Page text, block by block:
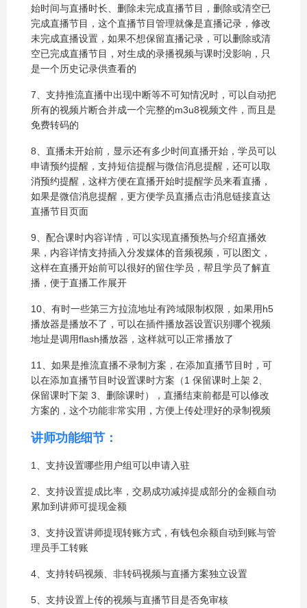
始时间与直播时长、删除未完成直播节目，删除或清空已
完成直播节目，这个直播节目管理就像是直播记录，修改
未完成直播设置，如果不想保留直播记录，可以删除或清
空已完成直播节目，对生成的录播视频与课时没影响，只
是一个历史记录供查看的
7、支持推流直播中出现中断等不可知情况时，可以自动把
所有的视频片断合并成一个完整的m3u8视频文件，而且是
免费转码的
8、直播未开始前，显示还有多少时间直播开始，学员可以
申请预约提醒，支持短信提醒与微信消息提醒，还可以取
消预约提醒，这样方便在直播开始时提醒学员来看直播，
如果是微信消息提醒，更方便学员直播点击消息链接直达
直播节目页面
9、配合课时内容详情，可以实现直播预热与介绍直播效
果，内容详情支持插入分发媒体的音频视频，可以图文，
这样在直播开始前可以很好的留住学员，帮且学员了解直
播，便于直播工作展开
10、有时一些第三方拉流地址有跨域限制权限，如果用h5
播放器是播放不了，可以在插件播放器设置识别哪个视频
地址是调用flash播放器，这样就可以正常播放了
11、如果是推流直播不录制方案，在添加直播节目时，可
以在添加直播节目时设置课时方案（1 保留课时上架 2、
保留课时下架 3、删除课时），直播结束前都是可以修改
方案的，这个功能非常实用，方便上传处理好的录制视频
讲师功能细节：
1、支持设置哪些用户组可以申请入驻
2、支持设置提成比率，交易成功减掉提成部分的金额自动
累加到讲师可提现金额
3、支持设置讲师提现转账方式，有钱包余额自动到账与管
理员手工转账
4、支持转码视频、非转码视频与直播方案独立设置
5、支持设置上传的视频与直播节目是否免审核